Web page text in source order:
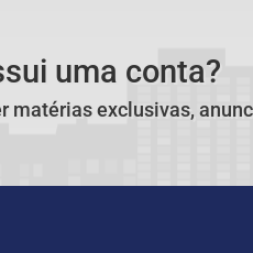
uma conta?
matérias exclusivas,